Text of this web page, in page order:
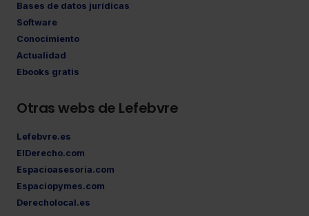
Bases de datos jurídicas
Software
Conocimiento
Actualidad
Ebooks gratis
Otras webs de Lefebvre
Lefebvre.es
ElDerecho.com
Espacioasesoria.com
Espaciopymes.com
Derecholocal.es